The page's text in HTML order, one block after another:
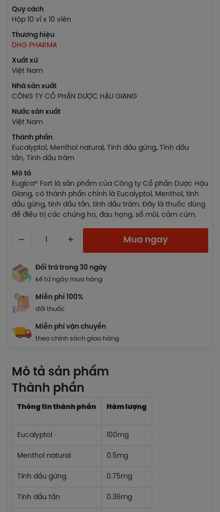
Quy cách
Hộp 10 vỉ x 10 viên
Thương hiệu
DHG PHARMA
Xuất xứ
Việt Nam
Nhà sản xuất
CÔNG TY CỔ PHẦN DƯỢC HẬU GIANG
Nước sản xuất
Việt Nam
Thành phần
Eucalyptol, Menthol natural, Tinh dầu gừng, Tinh dầu
tần, Tinh dầu tràm
Mô tả
Eugica® Fort là sản phẩm của Công ty Cổ phần Dược Hậu
Giang, có thành phần chính là Eucalyptol, Menthol, tinh
dầu gừng, tinh dầu tần, tinh dầu tràm. Đây là thuốc dùng
để điều trị các chứng ho, đau họng, sổ mũi, cảm cúm.
– + Mua ngay
Đổi trả trong 30 ngày
kể từ ngày mua hàng
Miễn phí 100%
đổi thuốc
Miễn phí vận chuyển
theo chính sách giao hàng
Mô tả sản phẩm
Thành phần
Thông tin thành phần Hàm lượng
Eucalyptol 100mg
Menthol natural 0.5mg
Tinh dầu gừng 0.75mg
Tinh dầu tần 0.36mg